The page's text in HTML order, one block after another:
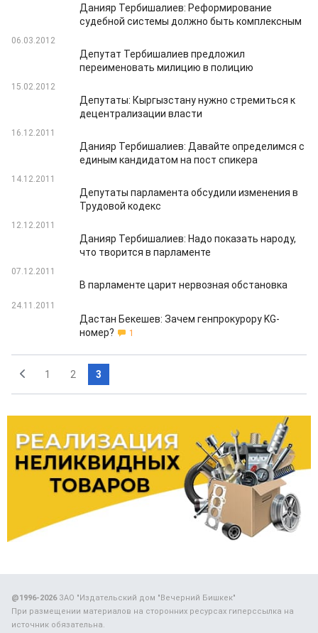
Данияр Тербишалиев: Реформирование
судебной системы должно быть комплексным
06.03.2012
Депутат Тербишалиев предложил
переименовать милицию в полицию
15.02.2012
Депутаты: Кыргызстану нужно стремиться к
децентрализации власти
16.12.2011
Данияр Тербишалиев: Давайте определимся с
единым кандидатом на пост спикера
14.12.2011
Депутаты парламента обсудили изменения в
Трудовой кодекс
12.12.2011
Данияр Тербишалиев: Надо показать народу,
что творится в парламенте
07.12.2011
В парламенте царит нервозная обстановка
24.11.2011
Дастан Бекешев: Зачем генпрокурору KG-
номер?
1
1 2 3
@1996-2026ЗАО "Издательский дом "Вечерний Бишкек"
При размещении материалов на сторонних ресурсах гиперссылка на
источник обязательна.